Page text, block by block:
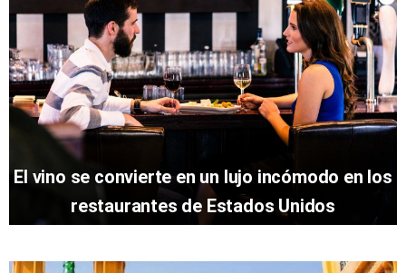
El vino se convierte en un lujo incómodo en los
restaurantes de Estados Unidos